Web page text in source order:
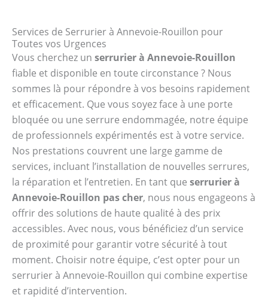
Services de Serrurier à Annevoie-Rouillon pour
Toutes vos Urgences
Vous cherchez un serrurier à Annevoie-Rouillon
fiable et disponible en toute circonstance ? Nous
sommes là pour répondre à vos besoins rapidement
et efficacement. Que vous soyez face à une porte
bloquée ou une serrure endommagée, notre équipe
de professionnels expérimentés est à votre service.
Nos prestations couvrent une large gamme de
services, incluant l’installation de nouvelles serrures,
la réparation et l’entretien. En tant que serrurier à
Annevoie-Rouillon pas cher, nous nous engageons à
offrir des solutions de haute qualité à des prix
accessibles. Avec nous, vous bénéficiez d’un service
de proximité pour garantir votre sécurité à tout
moment. Choisir notre équipe, c’est opter pour un
serrurier à Annevoie-Rouillon qui combine expertise
et rapidité d’intervention.